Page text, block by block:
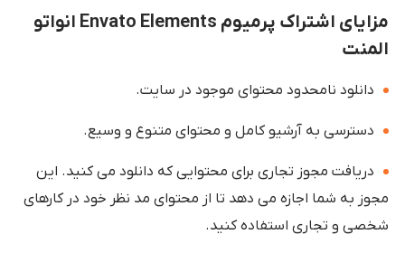
مزایای اشتراک پرمیوم Envato Elements انواتو
المنت
دانلود نامحدود محتوای موجود در سایت.
دسترسی به آرشیو کامل و محتوای متنوع و وسیع.
دریافت مجوز تجاری برای محتوایی که دانلود می کنید. این
مجوز به شما اجازه می دهد تا از محتوای مد نظر خود در کارهای
شخصی و تجاری استفاده کنید.